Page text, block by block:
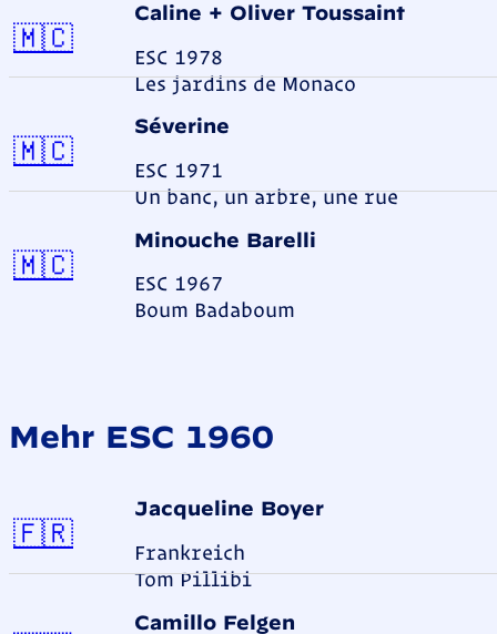
Caline + Oliver Toussaint
ESC 1978
Les jardins de Monaco
🇲🇨Monaco
Séverine
ESC 1971
Un banc, un arbre, une rue
🇲🇨Monaco
Minouche Barelli
ESC 1967
Boum Badaboum
🇲🇨Monaco
Mehr ESC 1960
Jacqueline Boyer
Frankreich
Tom Pillibi
🇫🇷Frankreich
Camillo Felgen